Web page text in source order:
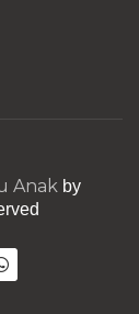
Anak by